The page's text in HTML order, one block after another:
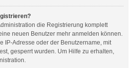
die Registrierung komplett
neuen Benutzer mehr anmelden können.
IP-Adresse oder der Benutzername, mit
gesperrt wurden. Um Hilfe zu erhalten,